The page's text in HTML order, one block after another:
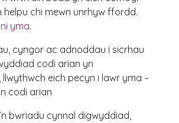
helpu chi mewn unrhyw ffordd.
yma.
cyngor ac adnoddau i sicrhau
codi arian yn
llwythwch eich pecyn i lawr yma –
codi arian
bwriadu cynnal digwyddiad,